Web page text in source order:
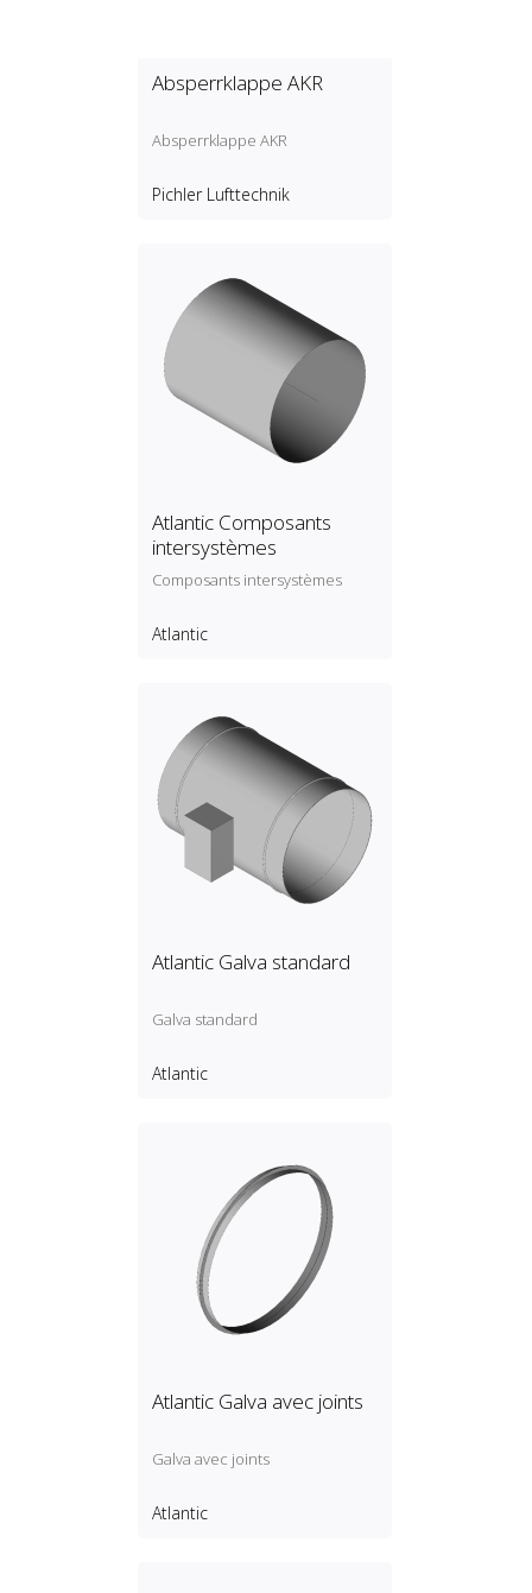
Absperrklappe AKR
Absperrklappe AKR
Pichler Lufttechnik
Atlantic Composants
intersystèmes
Composants intersystèmes
Atlantic
Atlantic Galva standard
Galva standard
Atlantic
Atlantic Galva avec joints
Galva avec joints
Atlantic